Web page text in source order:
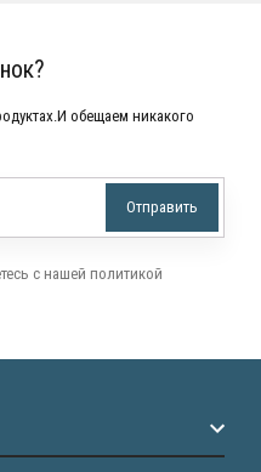
обещаем никакого
с нашей политикой